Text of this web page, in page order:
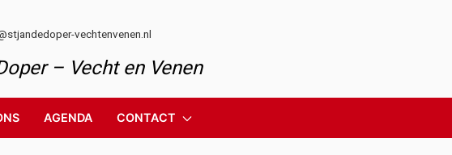
vechtenvenen.nl
– Vecht en Venen
AGENDA CONTACT